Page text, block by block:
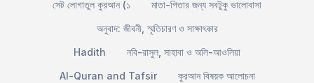
সেট লোগাতুল কুরআন (১
মাতা-পিতার জন্য সবটুকু ভালোবাসা
অনুবাদ: জীবনী, স্মৃতিচারণ ও সাক্ষাৎকার
Hadith
নবি-রাসুল, সাহাবা ও অলি-আওলিয়া
Al-Quran and Tafsir
কুরআন বিষয়ক আলোচনা